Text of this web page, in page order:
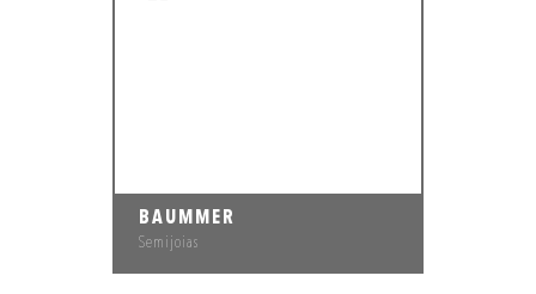
BAUMMER
Semijoias